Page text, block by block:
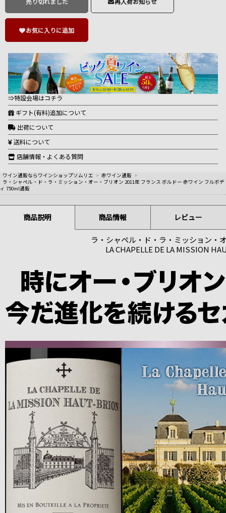
お気に入りに追加
⇒特設会場はコチラ
ギフト(有料)追加について
出荷について
送料について
店舗情報・よくある質問
ワイン通販ならワインショップソムリエ > 赤ワイン通販 >
ラ・シャペル・ド・ラ・ミッション・オー・ブリオン 2011年 フランス ボルドー 赤ワイン フルボデ
ィ 750ml通販
商品説明 商品情報 レビュー
ラ・シャペル・ド・ラ・ミッション・
LA CHAPELLE DE LA MISSION